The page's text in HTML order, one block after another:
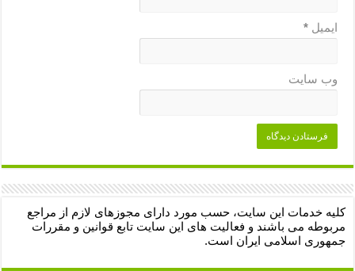
ایمیل*
وب‌ سایت
کلیه خدمات این سایت، حسب مورد دارای مجوزهای لازم از مراجع
مربوطه می باشند و فعالیت های این سایت تابع قوانین و مقررات
جمهوری اسلامی ایران است.